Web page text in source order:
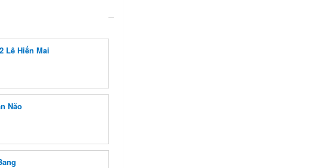
Lê Hiến Mai
Não